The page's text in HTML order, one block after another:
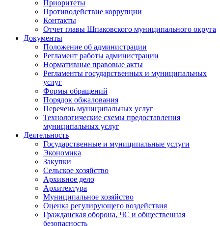
Приоритеты
Противодействие коррупции
Контакты
Отчет главы Шпаковского муниципального округа
Документы
Положение об администрации
Регламент работы администрации
Нормативные правовые акты
Регламенты государственных и муниципальных
услуг
Формы обращений
Порядок обжалования
Перечень муниципальных услуг
Технологические схемы предоставления
муниципальных услуг
Деятельность
Государственные и муниципальные услуги
Экономика
Закупки
Сельское хозяйство
Архивное дело
Архитектура
Муниципальное хозяйство
Оценка регулирующего воздействия
Гражданская оборона, ЧС и общественная
безопасность